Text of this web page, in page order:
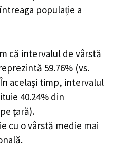
populație a
că intervalul de vârstă
59.76% (vs.
același timp, intervalul
40.24% din
țară).
cu o vârstă medie mai